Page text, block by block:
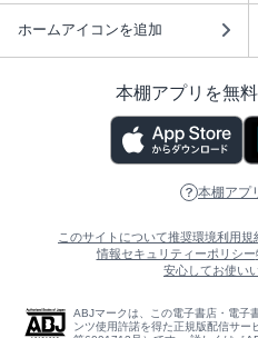
ホームアイコンを追加
本棚アプリを無
本棚アプ
このサイトについて推奨環境利用規
情報セキュリティーポリシー
安心してお使い
ABJマークは、この電子書店・電子
ンツ使用許諾を得た正規版配信サー